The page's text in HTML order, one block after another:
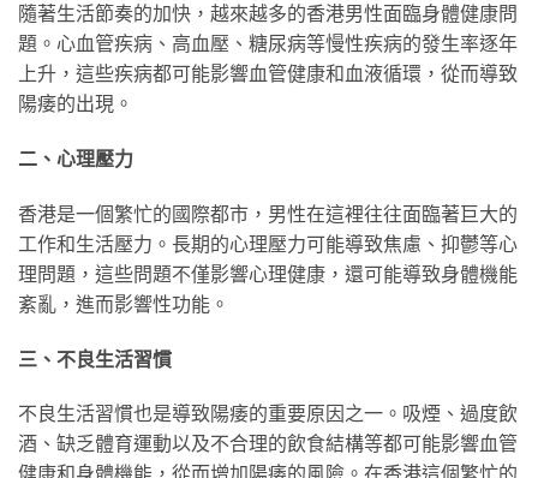
隨著生活節奏的加快，越來越多的香港男性面臨身體健康問
題。心血管疾病、高血壓、糖尿病等慢性疾病的發生率逐年
上升，這些疾病都可能影響血管健康和血液循環，從而導致
陽痿的出現。
二、心理壓力
香港是一個繁忙的國際都市，男性在這裡往往面臨著巨大的
工作和生活壓力。長期的心理壓力可能導致焦慮、抑鬱等心
理問題，這些問題不僅影響心理健康，還可能導致身體機能
紊亂，進而影響性功能。
三、不良生活習慣
不良生活習慣也是導致陽痿的重要原因之一。吸煙、過度飲
酒、缺乏體育運動以及不合理的飲食結構等都可能影響血管
健康和身體機能，從而增加陽痿的風險。在香港這個繁忙的